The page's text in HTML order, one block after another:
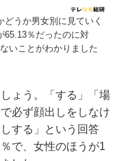
うか男女別に見ていく
65.13％だったのに対
いことがわかりました
ょう。「する」「場
必ず顔出しをしなけ
する」という回答
で、女性のほうが1